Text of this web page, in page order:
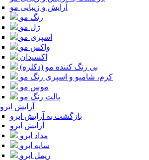
آرایش و زیبایی مو
رنگ مو
ژل مو
اسپری مو
واکس مو
اکسیدان
بی رنگ کننده مو (دکلره)
کرم، شامپو و اسپری رنگ مو
موس مو
پالت رنگ مو
آرایش ابرو
بازگشت به آرایش ابرو
آرایش ابرو
مداد ابرو
سایه ابرو
ریمل ابرو